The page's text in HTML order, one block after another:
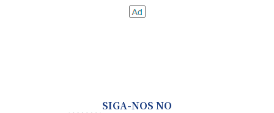
SIGA-NOS NO